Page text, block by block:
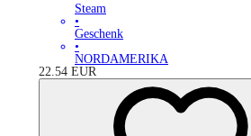
Steam
•
Geschenk
•
NORDAMERIKA
22.54 EUR